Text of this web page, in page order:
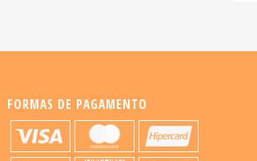
FORMAS DE PAGAMENTO